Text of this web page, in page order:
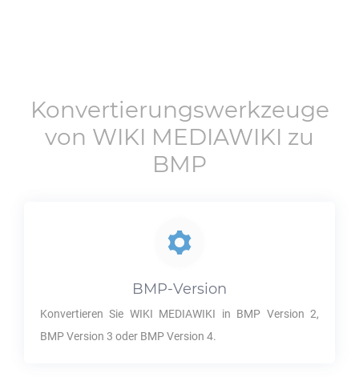
Konvertierungswerkzeuge
von WIKI MEDIAWIKI zu
BMP
BMP-Version
Konvertieren Sie WIKI MEDIAWIKI in BMP Version 2,
BMPVersion 3 oder BMPVersion 4.